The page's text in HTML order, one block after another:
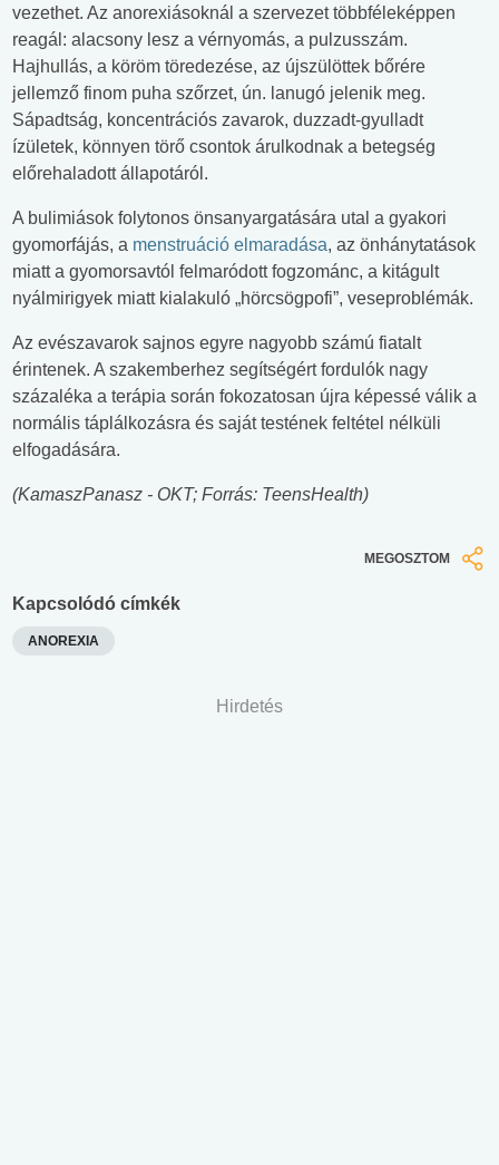
vezethet. Az anorexiásoknál a szervezet többféleképpen
reagál: alacsony lesz a vérnyomás, a pulzusszám.
Hajhullás, a köröm töredezése, az újszülöttek bőrére
jellemző finom puha szőrzet, ún. lanugó jelenik meg.
Sápadtság, koncentrációs zavarok, duzzadt-gyulladt
ízületek, könnyen törő csontok árulkodnak a betegség
előrehaladott állapotáról.
A bulimiások folytonos önsanyargatására utal a gyakori
gyomorfájás, a menstruáció elmaradása, az önhánytatások
miatt a gyomorsavtól felmaródott fogzománc, a kitágult
nyálmirigyek miatt kialakuló „hörcsögpofi”, veseproblémák.
Az evészavarok sajnos egyre nagyobb számú fiatalt
érintenek. A szakemberhez segítségért fordulók nagy
százaléka a terápia során fokozatosan újra képessé válik a
normális táplálkozásra és saját testének feltétel nélküli
elfogadására.
(KamaszPanasz - OKT; Forrás: TeensHealth)
MEGOSZTOM
Kapcsolódó címkék
ANOREXIA
Hirdetés